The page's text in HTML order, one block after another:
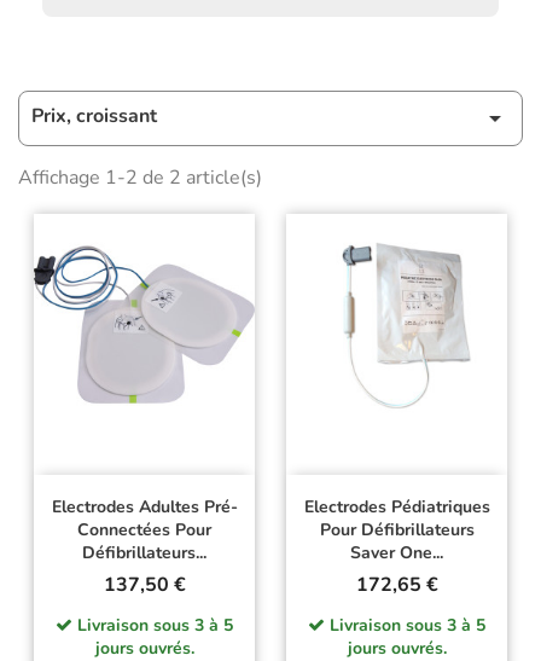
Prix, croissant 
Affichage 1-2 de 2 article(s)
Electrodes Adultes Pré-
Connectées Pour
Défibrillateurs...
Prix
137,50 €
Livraison sous 3 à 5
jours ouvrés.
Electrodes Pédiatriques
Pour Défibrillateurs
Saver One...
Prix
172,65 €
Livraison sous 3 à 5
jours ouvrés.